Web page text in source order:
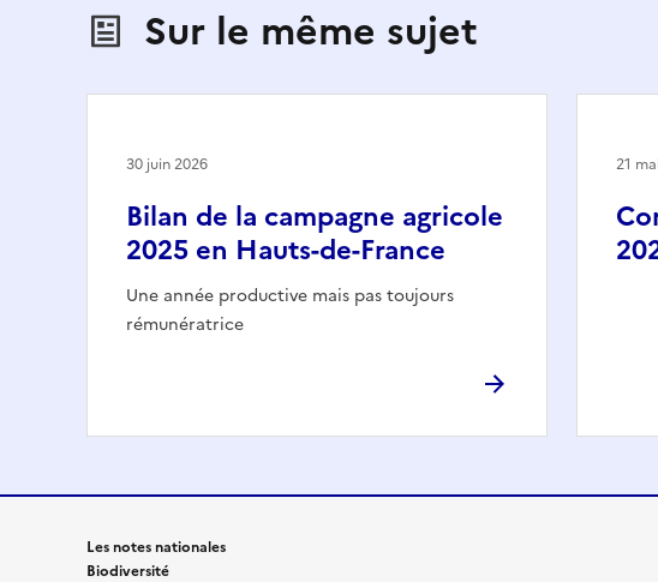
Sur le même sujet
Bilan de la campagne agricole
2025 en Hauts-de-France
Une année productive mais pas toujours
rémunératrice
30 juin 2026 21
Les notes nationales
Biodiversité